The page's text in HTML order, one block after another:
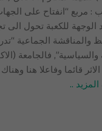
“انفتاح على
للكعبة تحول الى
والمناقشة الجماعية
والسياسية”, فالجامعة
قائما وفاعلا هنا
المزيد ..